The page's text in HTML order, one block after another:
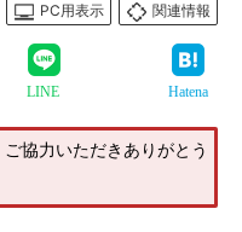
PC用表示
関連情報
LINE Hatena
協力いただきありがとう